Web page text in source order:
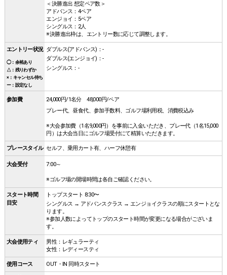
＜決勝進出 想定ペア数＞
アドバンス：4ペア
エンジョイ：5ペア
シングルス：2人
※決勝進出枠は、エントリー数に応じて調整します。
エントリー状況
◯：余裕あり
△：残りわずか
×：キャンセル待ち
ー：設定なし
ダブルス(アドバンス)：-
ダブルス(エンジョイ)：-
シングルス：-
参加費
24,000円/1名分 48,000円/ペア
プレー代、昼食代、参加手数料、ゴルフ場利用税、消費税込み
※大会参加費（1名9,000円）を事前に入金いただき、プレー代（1名15,000
円）は大会当日にゴルフ場受付にて精算いただきます。
プレースタイル セルフ、乗用カート有、ハーフ休憩有
⼤会受付 7:00～
※ゴルフ場の開場時間は各自ご確認ください。
スタート時間
⽬安
トップスタート 8:30〜
シングルス → アドバンスクラス → エンジョイクラスの順にスタートとな
ります。
※参加人数によってトップのスタート時間が変更になる場合がございま
す。
⼤会使⽤ティ
男性：レギュラーティ
⼥性：レディースティ
使用コース OUT・IN 同時スタート